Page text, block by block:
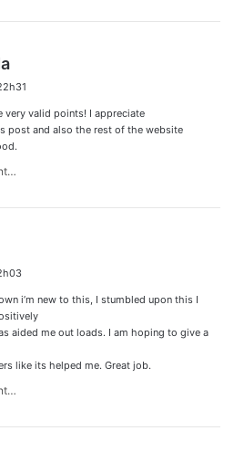
t
:
very valid points! I appreciate
post and also the rest of the website
i’m new to this, I stumbled upon this I
aided me out loads. I am hoping to give a
like its helped me. Great job.